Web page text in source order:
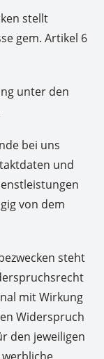
stellt
gem. Artikel 6
unter den
bei uns
und
von dem
steht
mit Wirkung
Widerspruch
den jeweiligen